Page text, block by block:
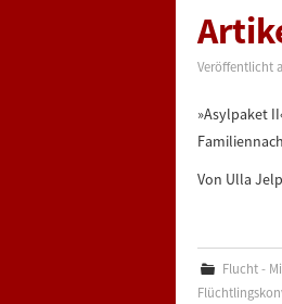
Veröffentlicht
»Asylpaket
Von Ulla
Flucht -